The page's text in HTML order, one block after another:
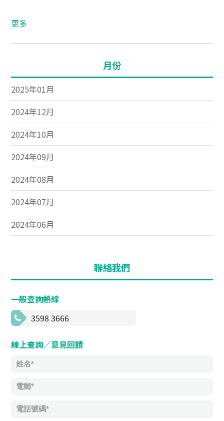
更多
月份
2025年01月
2024年12月
2024年10月
2024年09月
2024年08月
2024年07月
2024年06月
聯絡我們
一般查詢熱線
3598 3666
線上查詢／意見回饋